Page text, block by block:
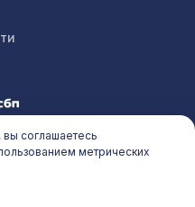
соглашаетесь
метрических